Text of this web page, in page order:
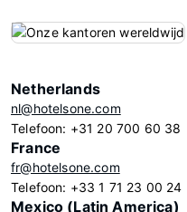
Netherlands
nl@hotelsone.com
Telefoon: +31 20 700 60 38
France
fr@hotelsone.com
Telefoon: +33 1 71 23 00 24
Mexico (Latin America)